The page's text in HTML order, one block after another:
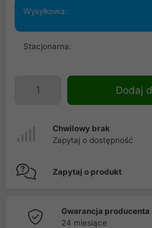
Wysyłkowa:
Stacjonarna:
Dodaj
Chwilowy brak
Zapytaj o dostępność
Zapytaj o produkt
Gwarancja producenta
24 miesiące